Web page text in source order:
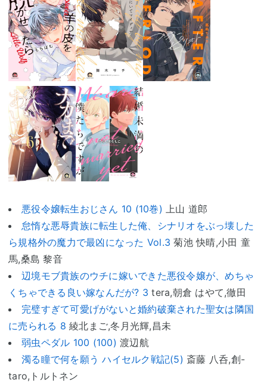
悪役令嬢転生おじさん 10 (10巻) 上山 道郎
怠惰な悪辱貴族に転生した俺、シナリオをぶっ壊した
ら規格外の魔力で最凶になった Vol.3 菊池 快晴,小田 童
馬,桑島 黎音
辺境モブ貴族のウチに嫁いできた悪役令嬢が、めちゃ
くちゃできる良い嫁なんだが? 3 tera,朝倉 はやて,徹田
完璧すぎて可愛げがないと婚約破棄された聖女は隣国
に売られる 8 綾北まご,冬月光輝,昌未
弱虫ペダル 100 (100) 渡辺航
濁る瞳で何を願う ハイセルク戦記(5) 斎藤 八呑,創-
taro,トルトネン